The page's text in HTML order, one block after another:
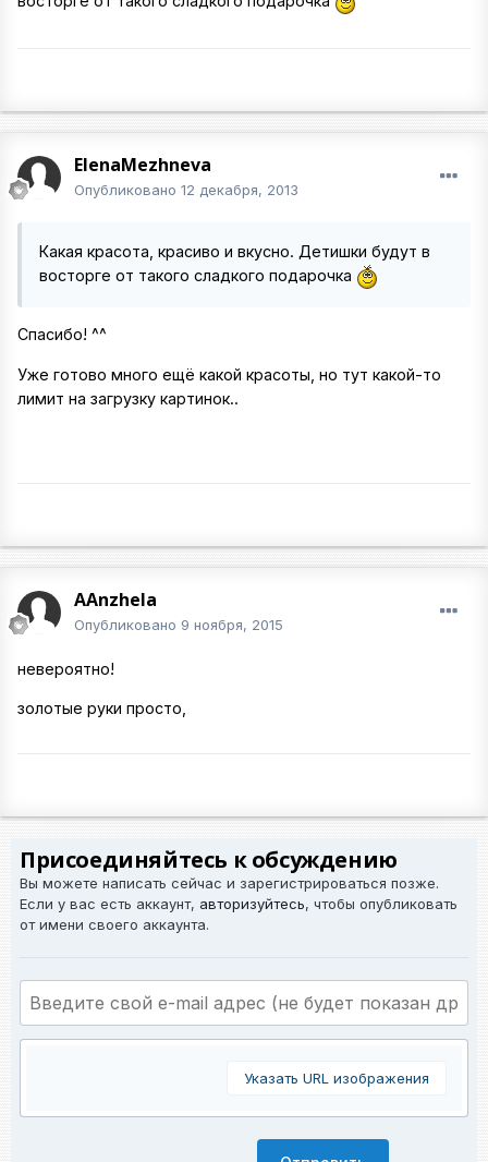
ElenaMezhneva
Опубликовано 12 декабря, 2013
Какая красота, красиво и вкусно. Детишки будут в
восторге от такого сладкого подарочка
Спасибо! ^^
Уже готово много ещё какой красоты, но тут какой-то
лимит на загрузку картинок..
AAnzhela
Опубликовано 9 ноября, 2015
невероятно!
золотые руки просто,
Присоединяйтесь к обсуждению
Вы можете написать сейчас и зарегистрироваться позже.
Если у вас есть аккаунт, авторизуйтесь, чтобы опубликовать
от имени своего аккаунта.
Указать URL изображения